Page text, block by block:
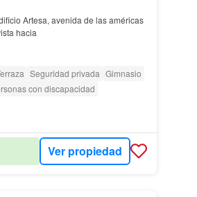
Artesa, avenida de las américas
vista hacia
Seguridad privada Gimnasio
con discapacidad
Ver propiedad